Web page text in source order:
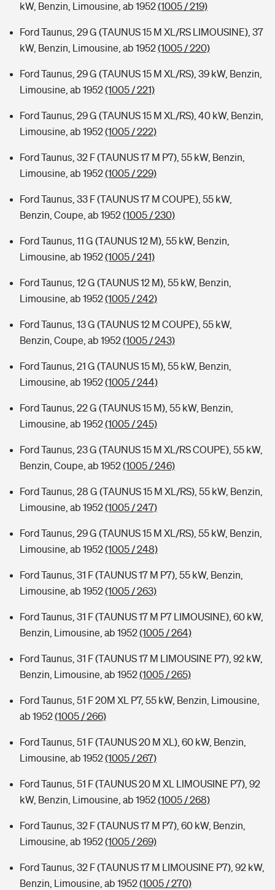
kW, Benzin, Limousine, ab 1952(1005 / 219)
Ford Taunus, 29 G (TAUNUS 15 M XL/RS LIMOUSINE), 37
kW, Benzin, Limousine, ab 1952(1005 / 220)
Ford Taunus, 29 G (TAUNUS 15 M XL/RS), 39 kW, Benzin,
Limousine, ab 1952(1005 / 221)
Ford Taunus, 29 G (TAUNUS 15 M XL/RS), 40 kW, Benzin,
Limousine, ab 1952(1005 / 222)
Ford Taunus, 32 F (TAUNUS 17 M P7), 55 kW, Benzin,
Limousine, ab 1952(1005 / 229)
Ford Taunus, 33 F (TAUNUS 17 M COUPE), 55 kW,
Benzin, Coupe, ab 1952(1005 / 230)
Ford Taunus, 11 G (TAUNUS 12 M), 55 kW, Benzin,
Limousine, ab 1952(1005 / 241)
Ford Taunus, 12 G (TAUNUS 12 M), 55 kW, Benzin,
Limousine, ab 1952(1005 / 242)
Ford Taunus, 13 G (TAUNUS 12 M COUPE), 55 kW,
Benzin, Coupe, ab 1952(1005 / 243)
Ford Taunus, 21 G (TAUNUS 15 M), 55 kW, Benzin,
Limousine, ab 1952(1005 / 244)
Ford Taunus, 22 G (TAUNUS 15 M), 55 kW, Benzin,
Limousine, ab 1952(1005 / 245)
Ford Taunus, 23 G (TAUNUS 15 M XL/RS COUPE), 55 kW,
Benzin, Coupe, ab 1952(1005 / 246)
Ford Taunus, 28 G (TAUNUS 15 M XL/RS), 55 kW, Benzin,
Limousine, ab 1952(1005 / 247)
Ford Taunus, 29 G (TAUNUS 15 M XL/RS), 55 kW, Benzin,
Limousine, ab 1952(1005 / 248)
Ford Taunus, 31 F (TAUNUS 17 M P7), 55 kW, Benzin,
Limousine, ab 1952(1005 / 263)
Ford Taunus, 31 F (TAUNUS 17 M P7 LIMOUSINE), 60 kW,
Benzin, Limousine, ab 1952(1005 / 264)
Ford Taunus, 31 F (TAUNUS 17 M LIMOUSINE P7), 92 kW,
Benzin, Limousine, ab 1952(1005 / 265)
Ford Taunus, 51 F 20M XL P7, 55 kW, Benzin, Limousine,
ab 1952(1005 / 266)
Ford Taunus, 51 F (TAUNUS 20 M XL), 60 kW, Benzin,
Limousine, ab 1952(1005 / 267)
Ford Taunus, 51 F (TAUNUS 20 M XL LIMOUSINE P7), 92
kW, Benzin, Limousine, ab 1952(1005 / 268)
Ford Taunus, 32 F (TAUNUS 17 M P7), 60 kW, Benzin,
Limousine, ab 1952(1005 / 269)
Ford Taunus, 32 F (TAUNUS 17 M LIMOUSINE P7), 92 kW,
Benzin, Limousine, ab 1952(1005 / 270)